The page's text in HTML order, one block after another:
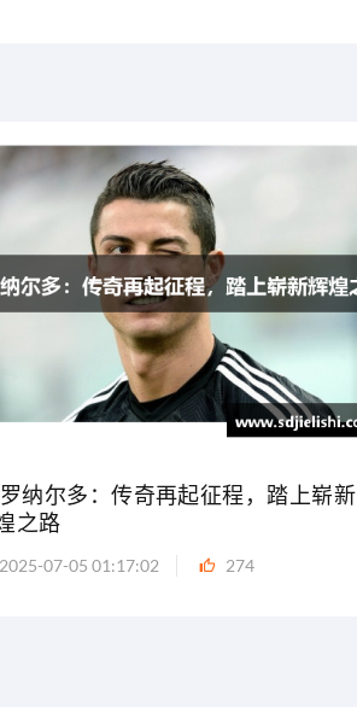
纳尔多：传奇再起征程，踏上崭新
之路
2025-07-05 01:17:02 274